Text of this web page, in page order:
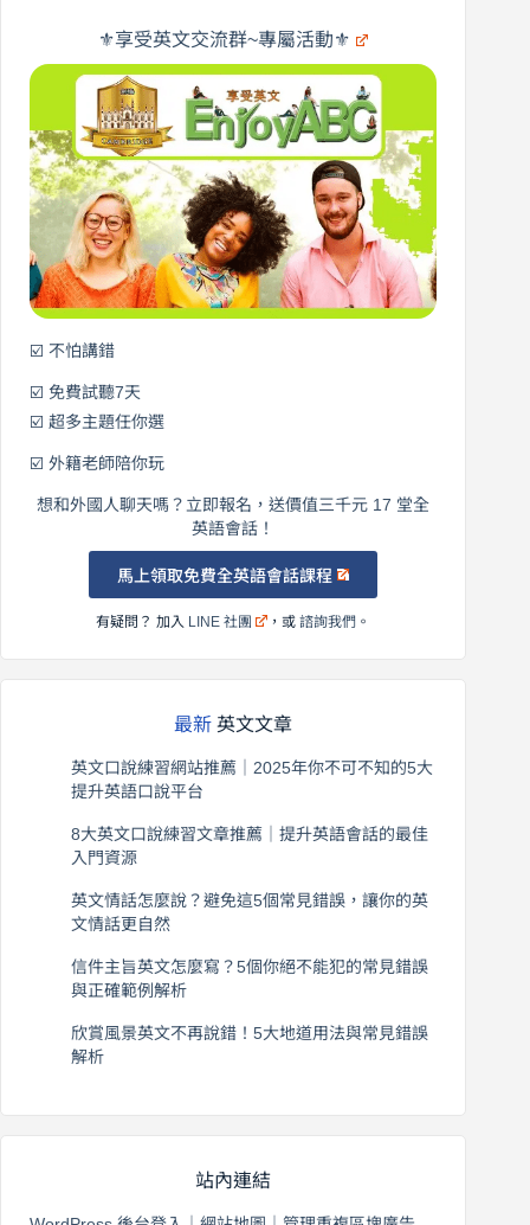
口
說｜
元
英
語！
⚜️享受英文交流群~專屬活動⚜️
☑️ 不怕講錯
☑️ 免費試聽7天
☑️ 超多主題任你選
☑️ 外籍老師陪你玩
想和外國人聊天嗎？立即報名，送價值三千元 17 堂全
英語會話！
馬上領取免費全英語會話課程
有疑問？ 加入 LINE 社團 ，或諮詢我們 。
最新 英文文章
英文口說練習網站推薦｜2025年你不可不知的5大
提升英語口說平台
8大英文口說練習文章推薦｜提升英語會話的最佳
入門資源
英文情話怎麼說？避免這5個常見錯誤，讓你的英
文情話更自然
信件主旨英文怎麼寫？5個你絕不能犯的常見錯誤
與正確範例解析
欣賞風景英文不再說錯！5大地道用法與常見錯誤
解析
站內連結